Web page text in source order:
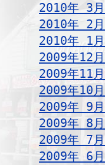
2010年 3月
2010年 2月
2010年 1月
2009年12月
2009年11月
2009年10月
2009年 9月
2009年 8月
2009年 7月
2009年 6月